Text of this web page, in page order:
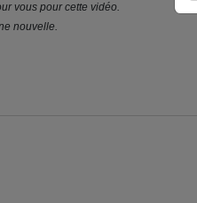
vous pour cette vidéo.
nouvelle.